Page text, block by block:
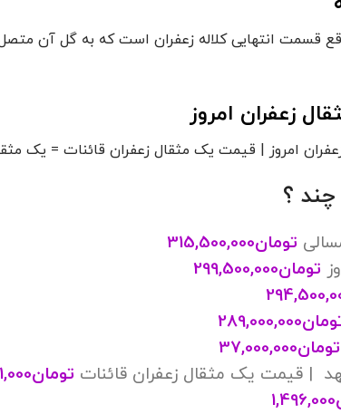
قسمت انتهایی کلاله زعفران است که به گل آن
زعفران امروز
امروز | قیمت یک مثقال زعفران قائنات = یک مثقال زعفران
؟
تومان315,500,000
تومان299,500,000
289,000,000
تومان37,000,000
| قیمت یک مثقال زعفران قائنات تومان
1,496,000